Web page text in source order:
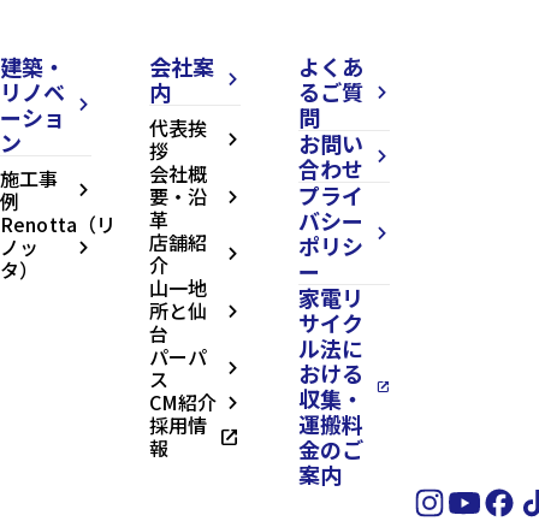
建築・
リノベ
ーショ
ン
arrow_forward_ios
施工事
例 arrow_forward_ios
Renotta（リ
ノッ
タ）
arrow_forward_ios
会社案
内
arrow_forward_ios
代表挨
拶 arrow_forward_ios
会社概
要・沿
革
arrow_forward_ios
店舗紹
介 arrow_forward_ios
山一地
所と仙
台
arrow_forward_ios
パーパ
ス arrow_forward_ios
CM紹介 arrow_forward_ios
採用情
報 open_in_new
よくあ
るご質
問
arrow_forward_ios
お問い
合わせ
arrow_forward_ios
プライ
バシー
ポリシ
ー
arrow_forward_ios
家電リ
サイク
ル法に
おける
収集・
運搬料
金のご
案内
open_in_new